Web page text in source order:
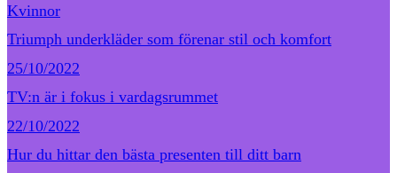
Kvinnor
Triumph underkläder som förenar stil och komfort
25/10/2022
TV:n är i fokus i vardagsrummet
22/10/2022
Hur du hittar den bästa presenten till ditt barn